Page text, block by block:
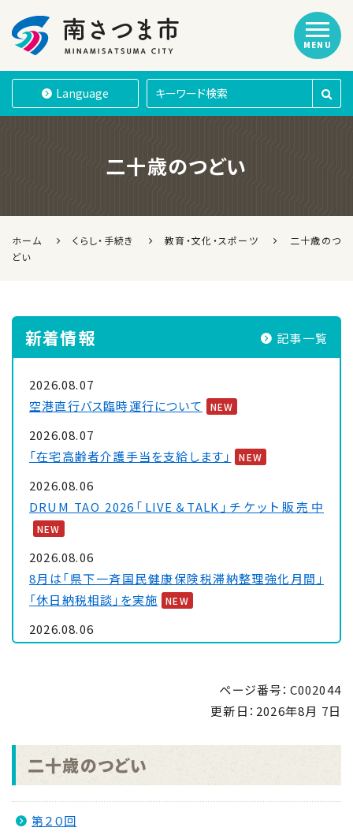
南さつま市
Language
MENU
二十歳のつどい
ホーム くらし・手続き 教育・文化・スポーツ
二十歳のつ
どい
新着情報 記事一覧
2026.08.07
空港直行バス臨時運行について
NEW
2026.08.07
「在宅高齢者介護手当を支給します」
NEW
2026.08.06
DRUM TAO 2026「LIVE＆TALK」チケット販売中
NEW
2026.08.06
8月は「県下一斉国民健康保険税滞納整理強化月間」
「休日納税相談」を実施
NEW
2026.08.06
「里親制度説明会 ～『里親』ってなぁに～」のお知ら
「手のひらで南さつまを」フォトコンキャンペーンを実
2026.07.31
ページ番号：C002044
更新日： 2026年8月 7日
二十歳のつどい
第２０回